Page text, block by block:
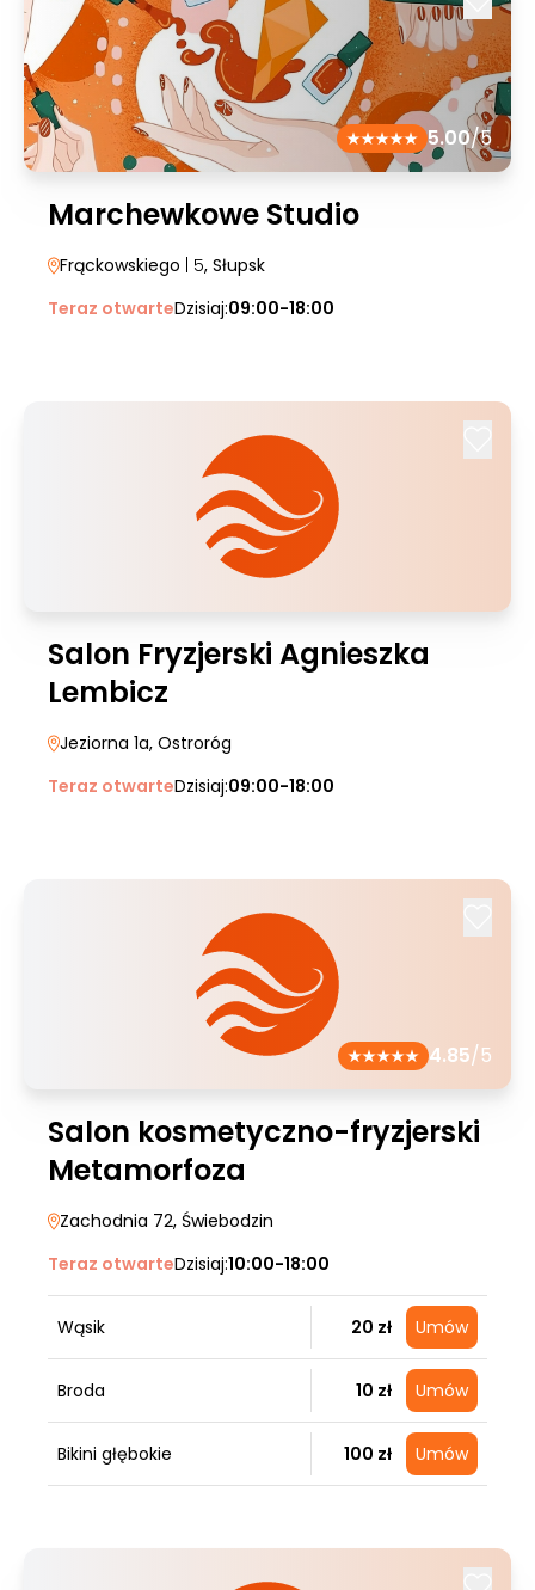
5.00/5
Marchewkowe Studio
Frąckowskiego | 5, Słupsk
Teraz otwarteDzisiaj:09:00-18:00
Salon Fryzjerski Agnieszka
Lembicz
Jeziorna 1a, Ostroróg
Teraz otwarteDzisiaj:09:00-18:00
4.85/5
Salon kosmetyczno-fryzjerski
Metamorfoza
Zachodnia 72, Świebodzin
Teraz otwarteDzisiaj:10:00-18:00
Wąsik 20 zł Umów
Broda 10 zł Umów
Bikini głębokie 100 zł Umów